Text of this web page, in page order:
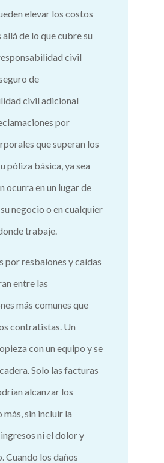
elevar los costos
allá de lo que cubre su
civil
de
civil adicional
por
que superan los
póliza básica, ya sea
ocurra en un lugar de
negocio o en cualquier
trabaje.
por resbalones y caídas
entre las
más comunes que
contratistas. Un
con un equipo y se
Solo las facturas
alcanzar los
sin incluir la
ni el dolor y
Cuando los daños